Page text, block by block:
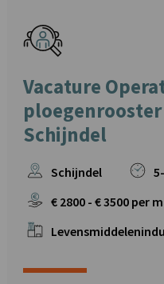
Vacature
Schijndel
Schijndel
€ 2800 - €3500 per